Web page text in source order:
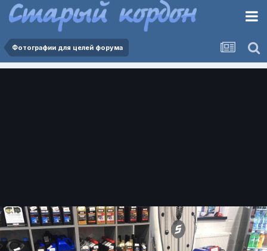
Фотографии для целей форума